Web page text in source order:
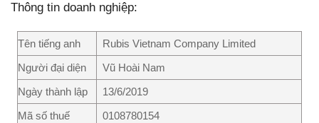
Thông tin doanh nghiệp:
Tên tiếng anh
Rubis Vietnam Company Limited
Người đại diện
Vũ Hoài Nam
Ngày thành lập
13/6/2019
Mã số thuế
0108780154